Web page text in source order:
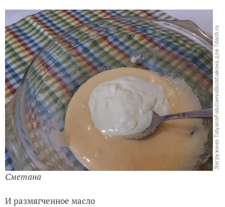
Сметана
И размягченное масло